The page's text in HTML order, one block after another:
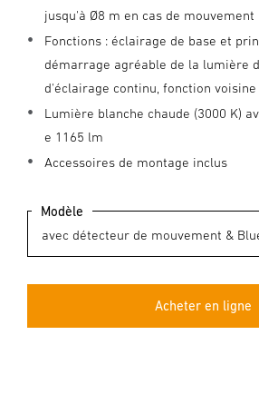
jusqu'à Ø8 m en cas de mouvement
Fonctions : éclairage de base et
démarrage agréable de la lumière
d'éclairage continu, fonction voisine
Lumière blanche chaude (3000 K)
e 1165 lm
Accessoires de montage inclus
Modèle
Acheter en ligne